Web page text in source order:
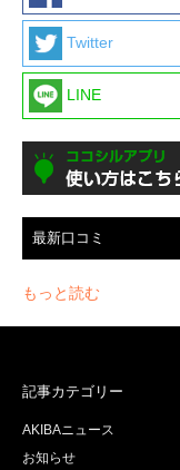
Twitter
LINE
最新口コミ
もっと読む
記事カテゴリー
AKIBAニュース
お知らせ